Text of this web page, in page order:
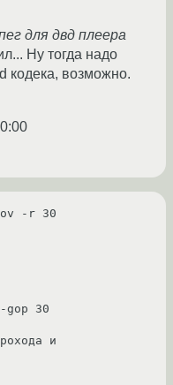
для двд плеера
Ну тогда надо
кодека, возможно.
-r 30
gop 30
и